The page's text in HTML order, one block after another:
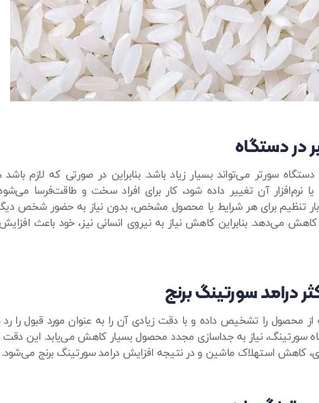
در دستگاه
سورتر می‌تواند بسیار زیاد باشد. بنابراین در صورتی که لازم باشد
نرم‌افزار آن تغییر داده شود، کار برای افراد سخت و طاقت‌فرسا
بار تنظیم برای هر شرایط یا محصول مشخص، بدون نیاز به حضور شخص
کاهش می‌دهد. بنابراین کاهش نیاز به نیروی انسانی نیز، خود باعث
درامد سورتینگ برنج
از محصول را تشخیص داده و با دقت زیادی آن را به عنوان مورد قبول را
سورتینگ، نیاز به جداسازی مجدد محصول بسیار کاهش می‌یابد. این
کاهش استهلاک ماشین و در نتیجه افزایش درامد سورتینگ برنج می‌شود.